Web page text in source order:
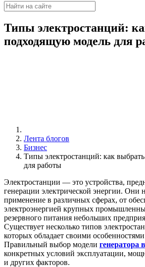
Типы электростанций:
подходящую модель для
Лента блогов
Бизнес
Типы электростанций: как
для работы
Электростанции — это устройства,
генерации электрической энергии. Они
применение в различных сферах, от
электроэнергией крупных
резервного питания небольших
Существует несколько типов
которых обладает своими
Правильный выбор модели генератора
конкретных условий эксплуатации,
и других факторов.